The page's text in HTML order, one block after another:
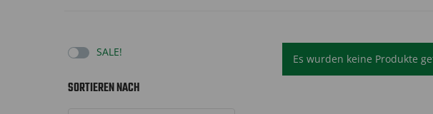
SALE!
SORTIEREN NACH
Es wurden keine Produkte